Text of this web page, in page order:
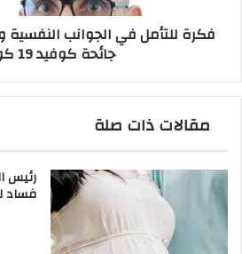
جائحة
فكرة للتأمل في الجوانب النفسية
جائحة كوفيد 19 كورونا
مقالات ذات صلة
رئيس
فساد